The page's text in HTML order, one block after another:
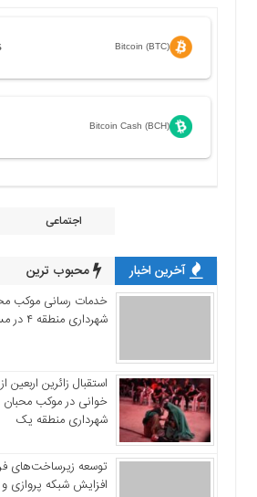
Bitcoin (BTC)
Bitcoin Cash (BCH)
اجتماعی
آخرین اخبار محبوب ترین
خدمات رسانی موکب
شهرداری منطقه ۴ در مسیر مشایه
استقبال زائرین اربعین
خوانی در موکب محبان
شهرداری منطقه یک
توسعه زیرساخت‌های
افزایش شبکه پروازی